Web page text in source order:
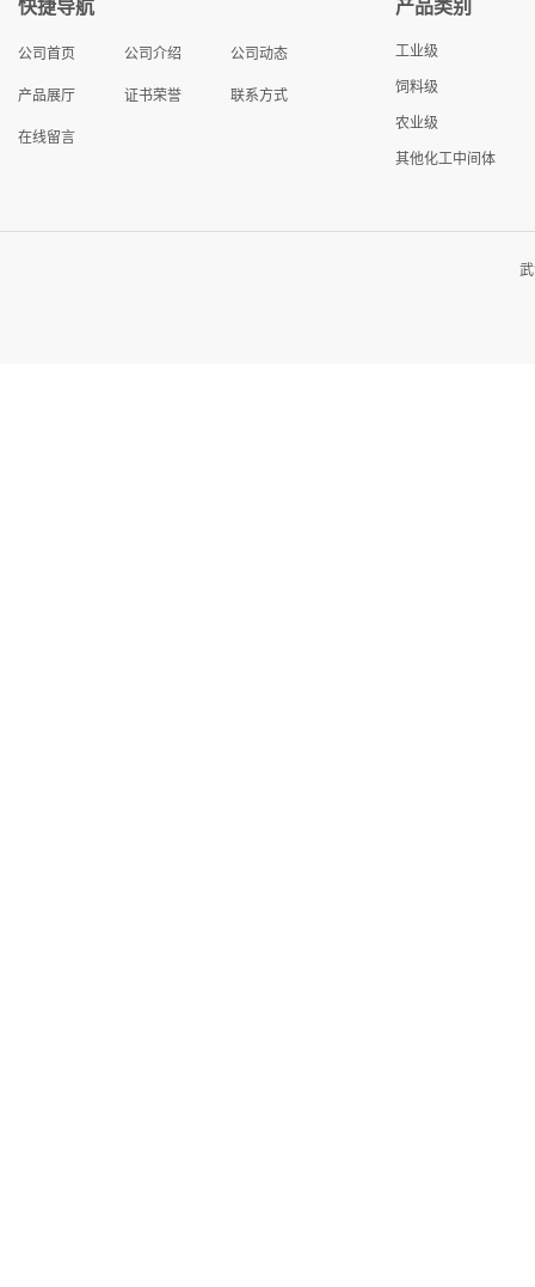
快捷导航
公司首页 公司介绍 公司动态
产品展厅 证书荣誉 联系方式
在线留言
产品类别
工业级
饲料级
农业级
其他化工中间体